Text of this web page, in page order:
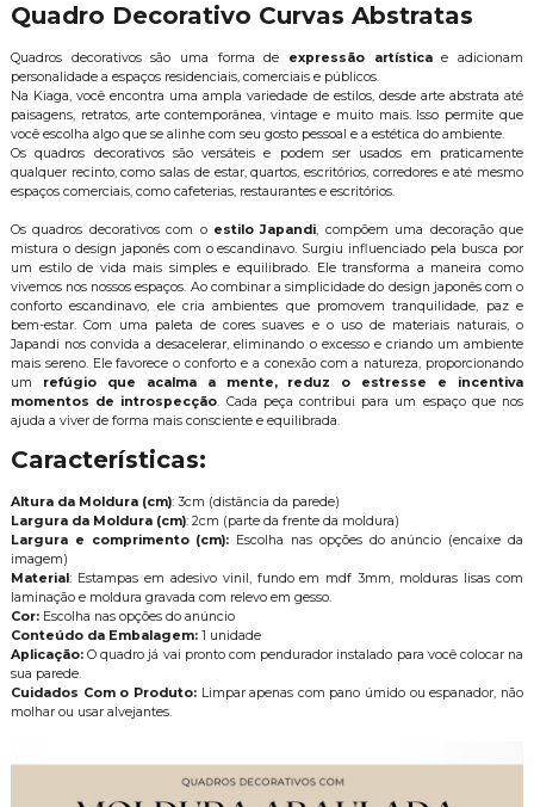
Quadro Decorativo Curvas Abstratas
Quadros decorativos são uma forma de expressão artísticae adicionam
personalidade a espaços residenciais, comerciais e públicos.
Na Kiaga, você encontra uma ampla variedade de estilos, desde arte abstrata até
paisagens, retratos, arte contemporânea, vintage e muito mais. Isso permite que
você escolha algo que se alinhe com seu gosto pessoal e a estética do ambiente.
Os quadros decorativos são versáteis e podem ser usados em praticamente
qualquer recinto, como salas de estar, quartos, escritórios, corredores e até mesmo
espaços comerciais, como cafeterias, restaurantes e escritórios.
Os quadros decorativos com o estilo Japandi, compõem uma decoração que
mistura o design japonês com o escandinavo. Surgiu influenciado pela busca por
um estilo de vida mais simples e equilibrado. Ele transforma a maneira como
vivemos nos nossos espaços. Ao combinar a simplicidade do design japonês com o
conforto escandinavo, ele cria ambientes que promovem tranquilidade, paz e
bem-estar. Com uma paleta de cores suaves e o uso de materiais naturais, o
Japandi nos convida a desacelerar, eliminando o excesso e criando um ambiente
mais sereno. Ele favorece o conforto e a conexão com a natureza, proporcionando
um refúgio que acalma a mente, reduz o estresse e incentiva
momentos de introspecção. Cada peça contribui para um espaço que nos
ajuda a viver de forma mais consciente e equilibrada.
Características:
Altura da Moldura (cm): 3cm (distância da parede)
Largura da Moldura (cm): 2cm (parte da frente da moldura)
Largura e comprimento (cm): Escolha nas opções do anúncio (encaixe da
imagem)
Material : Estampas em adesivo vinil, fundo em mdf 3mm, molduras lisas com
laminação e moldura gravada com relevo em gesso.
Cor:Escolha nas opções do anúncio
Conteúdo da Embalagem:1 unidade
Aplicação:O quadro já vai pronto com pendurador instalado para você colocar na
sua parede.
Cuidados Com o Produto:Limpar apenas com pano úmido ou espanador, não
molhar ou usar alvejantes.